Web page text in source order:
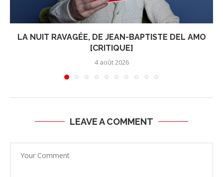
LA NUIT RAVAGÉE, DE JEAN-BAPTISTE DEL AMO
[CRITIQUE]
4 août 2026
LEAVE A COMMENT